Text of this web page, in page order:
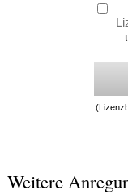
Weitere